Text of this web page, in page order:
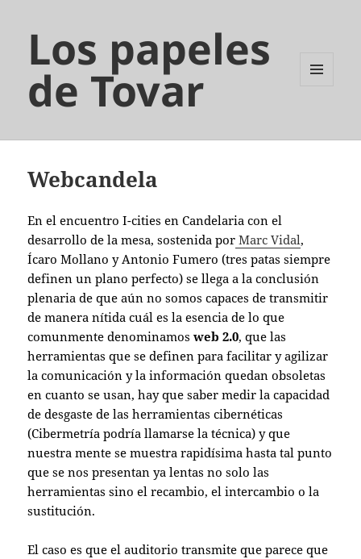
Los papeles
de Tovar
Webcandela
En el encuentro I-cities en Candelaria con el
desarrollo de la mesa, sostenida por Marc Vidal,
Ícaro Mollano y Antonio Fumero (tres patas siempre
definen un plano perfecto) se llega a la conclusión
plenaria de que aún no somos capaces de transmitir
de manera nítida cuál es la esencia de lo que
comunmente denominamosweb 2.0, que las
herramientas que se definen para facilitar y agilizar
la comunicación y la información quedan obsoletas
en cuanto se usan, hay que saber medir la capacidad
de desgaste de las herramientas cibernéticas
(Cibermetría podría llamarse la técnica) y que
nuestra mente se muestra rapidísima hasta tal punto
que se nos presentan ya lentas no solo las
herramientas sino el recambio, el intercambio o la
sustitución.
El caso es que el auditorio transmite que parece que